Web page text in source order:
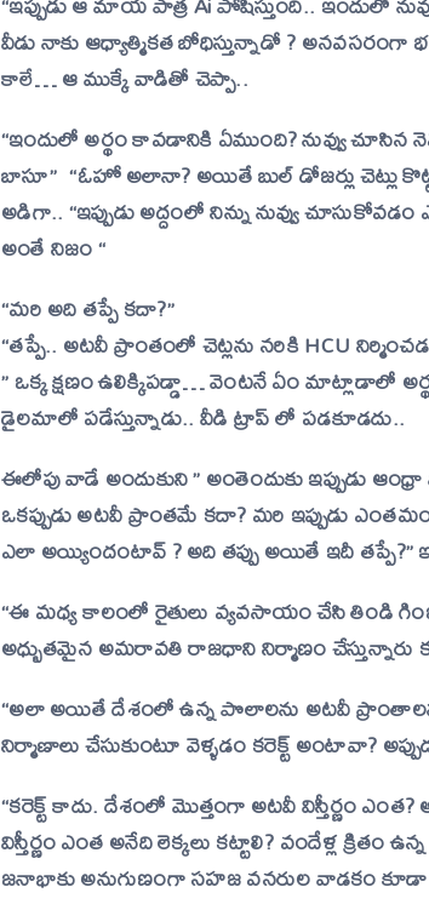
వీడు నాకు ఆధ్యాత్మికత బోధిస్తున్నాడో ? అనవసరంగా
కాలే…ఆ ముక్కే వాడితో చెప్పా..
“ఇందులో అర్థం కావడానికి ఏముంది? నువ్వు
బాసూ”“ఓహో అలానా? అయితే బుల్ డోజర్లు చెట్లు
అడిగా..“ఇప్పుడు అద్దంలో నిన్ను నువ్వు
అంతే నిజం “
“మరి అది తప్పే కదా?”
“తప్పే.. అటవీ ప్రాంతంలో చెట్లను నరికి HCU
”ఒక్క క్షణం ఉలిక్కిపడ్డా… వెంటనే ఏం మాట్లాడాలో
డైలమాలో పడేస్తున్నాడు..వీడి ట్రాప్ లో పడకూడదు..
ఈలోపు వాడే అందుకుని ” అంతెందుకు ఇప్పుడు
ఒకప్పుడు అటవీ ప్రాంతమే కదా? మరి ఇప్పుడు
ఎలా అయ్యిందంటావ్ ? అది తప్పు అయితే ఇదీ తప్పే?”
“ఈ మధ్య కాలంలో రైతులు వ్యవసాయం చేసి తిండి
అధ్బుతమైన అమరావతి రాజధాని నిర్మాణం చేస్తున్నారు
“అలా అయితే దేశంలో ఉన్న పొలాలను అటవీ
నిర్మాణాలు చేసుకుంటూ వెళ్ళడం కరెక్ట్ అంటావా?
“కరెక్ట్ కాదు. దేశంలో మొత్తంగా అటవీ విస్తీర్ణం
విస్తీర్ణం ఎంత అనేది లెక్కలు కట్టాలి? వందేళ్ల క్రితం
జనాభాకు అనుగుణంగా సహజ వనరుల వాడకం కూడా